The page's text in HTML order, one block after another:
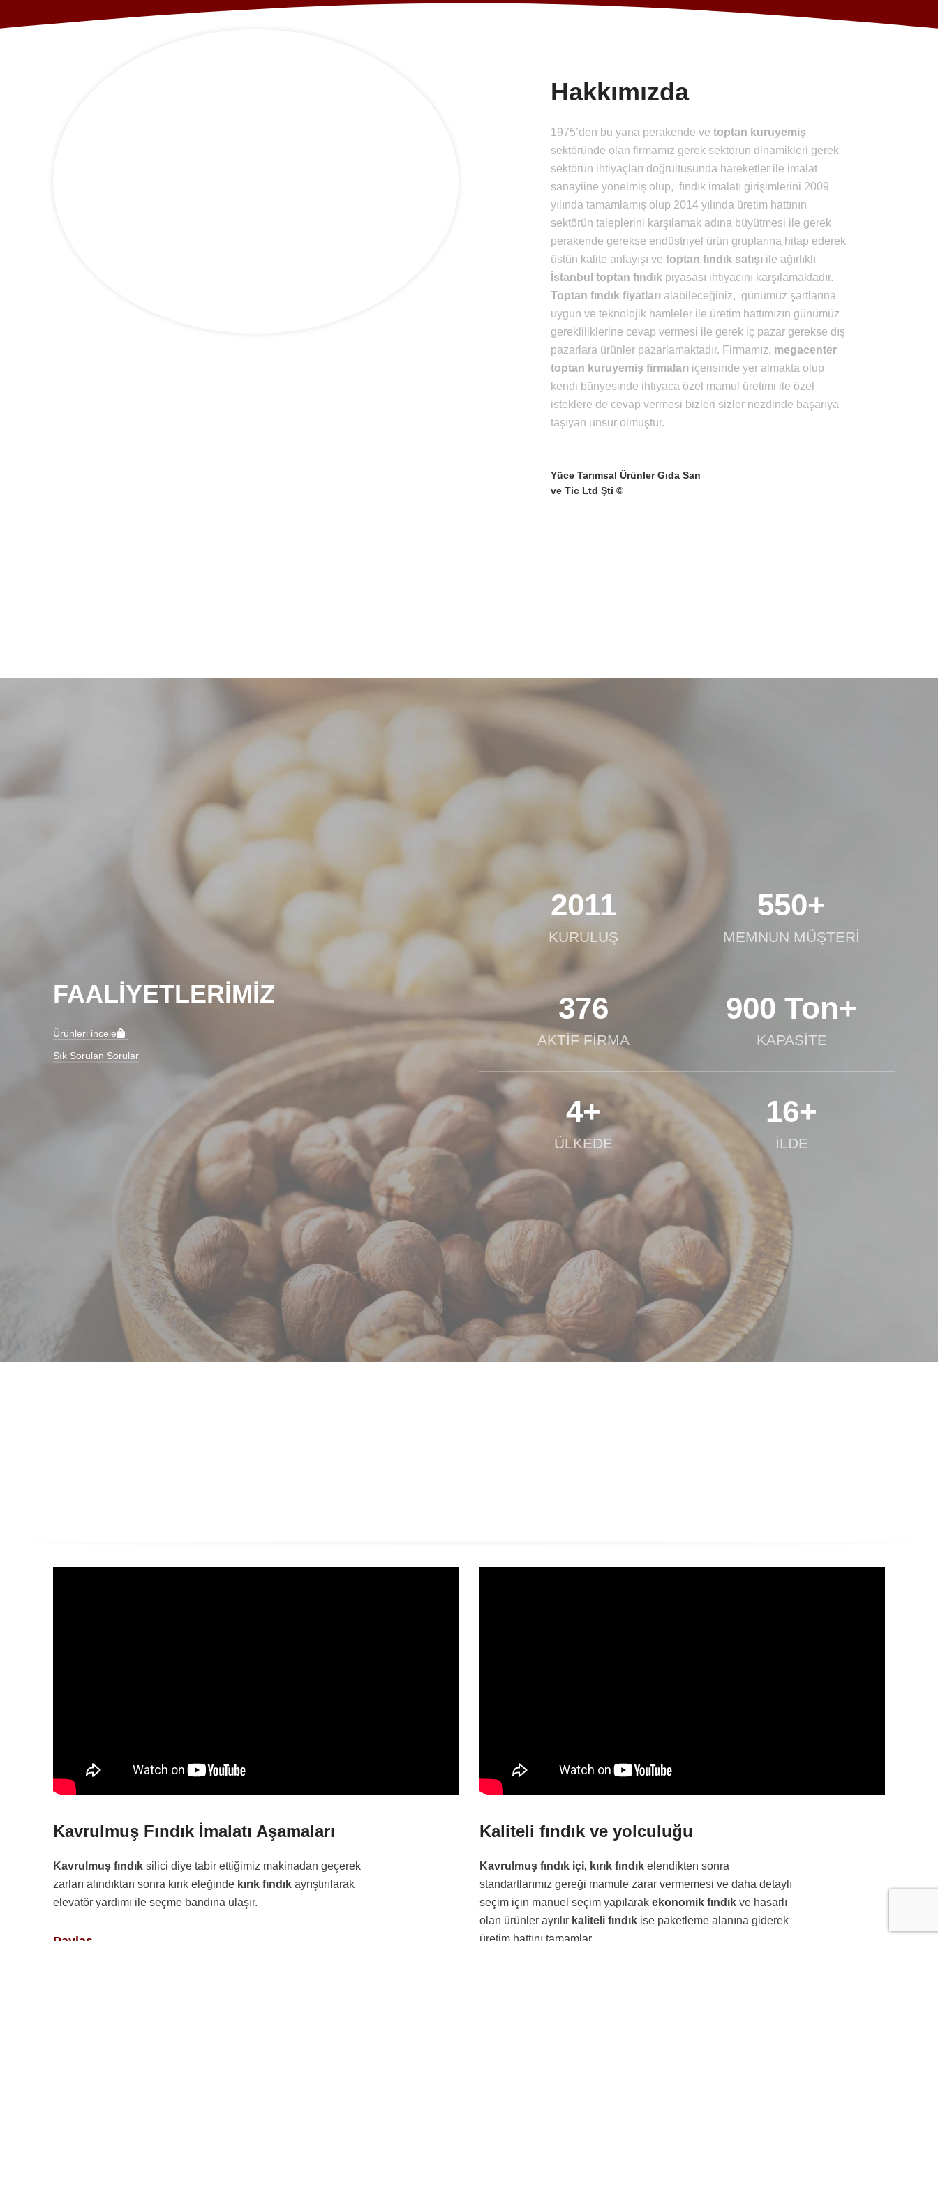
Hakkımızda
1975’den bu yana perakende ve toptan kuruyemiş
sektöründe olan firmamız gerek sektörün dinamikleri gerek
sektörün ihtiyaçları doğrultusunda hareketler ile imalat
sanayiine yönelmiş olup, fındık imalatı girişimlerini 2009
yılında tamamlamış olup 2014 yılında üretim hattının
sektörün taleplerini karşılamak adına büyütmesi ile gerek
perakende gerekse endüstriyel ürün gruplarına hitap ederek
üstün kalite anlayışı ve toptan fındık satışı ile ağırlıklı
İstanbul toptan fındık piyasası ihtiyacını karşılamaktadır.
Toptan fındık fiyatlarıalabileceğiniz, günümüz şartlarına
uygun ve teknolojik hamleler ile üretim hattımızın günümüz
gerekliliklerine cevap vermesi ile gerek iç pazar gerekse dış
pazarlara ürünler pazarlamaktadır. Firmamız, megacenter
toptan kuruyemiş firmalarıiçerisinde yer almakta olup
kendi bünyesinde ihtiyaca özel mamul üretimi ile özel
isteklere de cevap vermesi bizleri sizler nezdinde başarıya
taşıyan unsur olmuştur.
Yüce Tarımsal Ürünler Gıda San
ve Tic Ltd Şti ©
FAALİYETLERİMİZ
Ürünleri incele
Sık Sorulan Sorular
2011
KURULUŞ
550+
MEMNUN MÜŞTERİ
376
AKTİF FİRMA
900 Ton+
KAPASİTE
4+
ÜLKEDE
16+
İLDE
Kavrulmuş Fındık İmalatı Aşamaları
Kavrulmuş fındık silici diye tabir ettiğimiz makinadan geçerek
zarları alındıktan sonra kırık eleğinde kırık fındık ayrıştırılarak
elevatör yardımı ile seçme bandına ulaşır.
Paylaş
Kaliteli fındık ve yolculuğu
Kavrulmuş fındık içi, kırık fındık elendikten sonra
standartlarımız gereği mamule zarar vermemesi ve daha detaylı
seçim için manuel seçim yapılarak ekonomik fındık ve hasarlı
olan ürünler ayrılır kaliteli fındık ise paketleme alanına giderek
üretim hattını tamamlar.